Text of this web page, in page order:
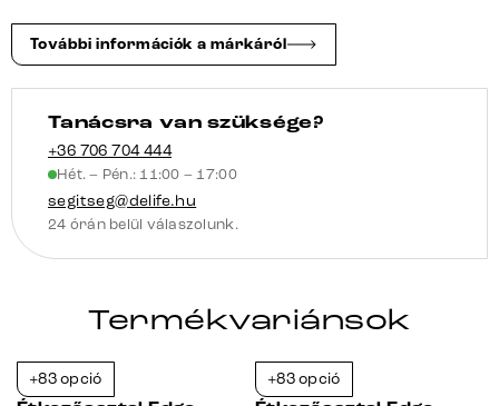
További információk a márkáról
Tanácsra van szüksége?
+36 706 704 444
Hét. – Pén.: 11:00 – 17:00
segitseg@delife.hu
24 órán belül válaszolunk.
Termékvariánsok
+83 opció +83 opció